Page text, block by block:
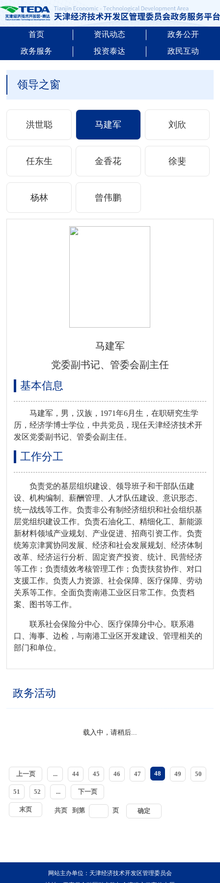
首页 资讯动态
政务公开
政务服务
投资泰达 政民互动
领导之窗
洪世聪 马建军 刘欣
任东生 金香花 徐斐
杨林 曾伟鹏
马建军
党委副书记、管委会副主任
基本信息
马建军，男，汉族，1971年6月生，在职研究生学
历，经济学博士学位，中共党员，现任天津经济技术开
发区党委副书记、管委会副主任。
工作分工
负责党的基层组织建设、领导班子和干部队伍建
设、机构编制、薪酬管理、人才队伍建设、意识形态、
统一战线等工作。负责非公有制经济组织和社会组织基
层党组织建设工作。负责石油化工、精细化工、新能源
新材料领域产业规划、产业促进、招商引资工作。负责
统筹京津冀协同发展、经济和社会发展规划、经济体制
改革、经济运行分析、固定资产投资、统计、民营经济
等工作；负责绩效考核管理工作；负责扶贫协作、对口
支援工作。负责人力资源、社会保障、医疗保障、劳动
关系等工作。全面负责南港工业区日常工作。负责档
案、图书等工作。
联系社会保险分中心、医疗保障分中心。联系港
口、海事、边检，与南港工业区开发建设、管理相关的
部门和单位。
政务活动
载入中，请稍后...
上一页 ... 44 45 46 47 48 49 50
51 52 ... 下一页
末页 共页 到第 页 确定
网站主办单位：天津经济技术开发区管理委员会